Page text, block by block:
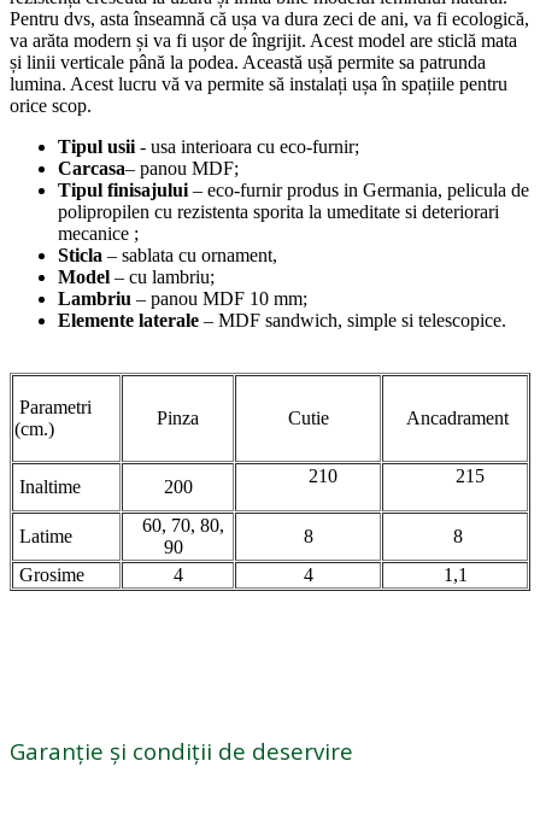
Pentru dvs, asta înseamnă că ușa va dura zeci de ani, va fi ecologică,
va arăta modern și va fi ușor de îngrijit. Acest model are sticlă mata
și linii verticale până la podea. Această ușă permite sa patrunda
lumina. Acest lucru vă va permite să instalați ușa în spațiile pentru
orice scop.
Tipul usii - usa interioara cu eco-furnir;
Carcasa– panou MDF;
Tipul finisajului – eco-furnir produs in Germania, pelicula de
polipropilen cu rezistenta sporita la umeditate si deteriorari
mecanice ;
Sticla – sablata cu ornament,
Model – cu lambriu;
Lambriu – panou MDF 10 mm;
Elemente laterale – MDF sandwich, simple si telescopice.
Parametri
(cm.)
Pinza Cutie Ancadrament
Inaltime 200
210 215
Latime
60, 70, 80,
90
8
8
Grosime
4 4 1,1
Garanție și condiții de deservire